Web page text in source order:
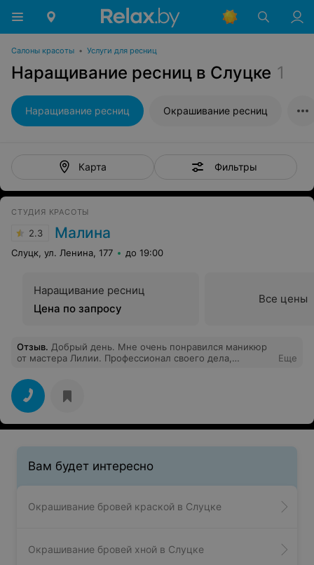
Салоны красоты • Услуги для ресниц
Наращивание ресниц в Слуцке 1
Наращивание ресниц Окрашивание ресниц
Карта Фильтры
СТУДИЯ КРАСОТЫ
2.3 Малина
Слуцк, ул. Ленина, 177 до 19:00
Наращивание ресниц
Цена по запросу
Все цены
Отзыв. Добрый день. Мне очень понравился маникюр
от мастера Лилии. Профессионал своего дела,
даже больше. Мастер превзошла мои ожидания!
Спасибо!
Еще
Вам будет интересно
Окрашивание бровей краской в Слуцке
Окрашивание бровей хной в Слуцке